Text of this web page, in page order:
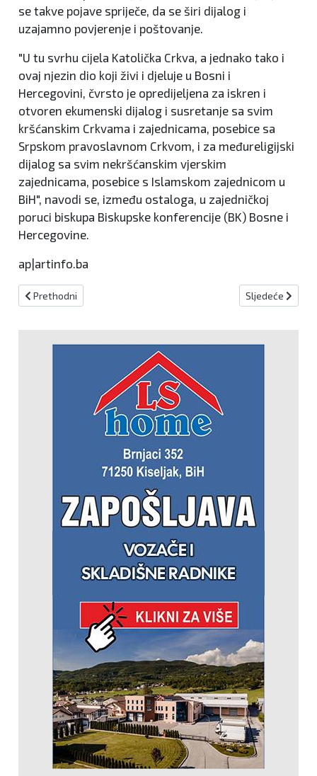
se takve pojave spriječe, da se širi dijalog i
uzajamno povjerenje i poštovanje.
"U tu svrhu cijela Katolička Crkva, a jednako tako i
ovaj njezin dio koji živi i djeluje u Bosni i
Hercegovini, čvrsto je opredijeljena za iskren i
otvoren ekumenski dijalog i susretanje sa svim
kršćanskim Crkvama i zajednicama, posebice sa
Srpskom pravoslavnom Crkvom, i za međureligijski
dijalog sa svim nekršćanskim vjerskim
zajednicama, posebice s Islamskom zajednicom u
BiH", navodi se, između ostaloga, u zajedničkoj
poruci biskupa Biskupske konferencije (BK) Bosne i
Hercegovine.
ap|artinfo.ba
Prethodni članak: "Da, skoro smo se odrekli Travnika"
Prethodni Sljedeći
Sljedeće